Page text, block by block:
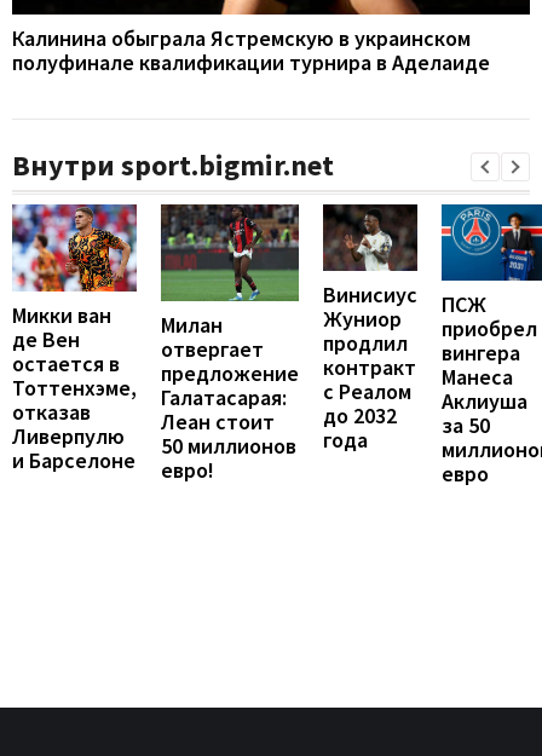
Калинина обыграла Ястремскую в украинском
полуфинале квалификации турнира в Аделаиде
Внутри sport.bigmir.net
Микки ван
де Вен
остается в
Тоттенхэме,
отказав
Ливерпулю
и Барселоне
Милан
отвергает
предложение
Галатасарая:
Леан стоит
50 миллионов
евро!
Винисиус
Жуниор
продлил
контракт
с Реалом
до 2032
года
ПСЖ
приобрел
вингера
Манеса
Аклиуша
за 50
евро